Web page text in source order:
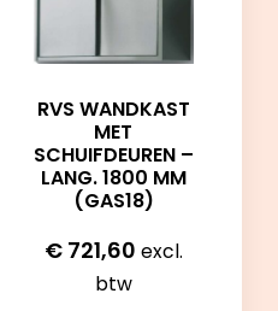
RVS WANDKAST
MET
SCHUIFDEUREN –
LANG. 1800 MM
(GAS18)
€721,60 excl.
btw